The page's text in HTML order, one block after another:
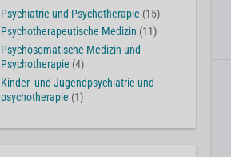
Psychiatrie und Psychotherapie (15)
Psychotherapeutische Medizin (11)
Psychosomatische Medizin und
Psychotherapie (4)
Kinder- und Jugendpsychiatrie und -
psychotherapie (1)